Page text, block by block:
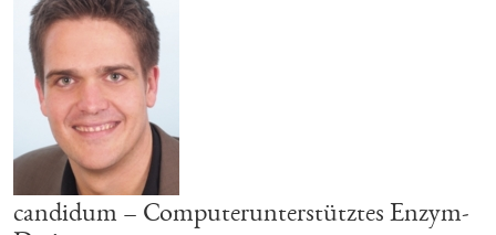
candidum – Computerunterstütztes Enzym-